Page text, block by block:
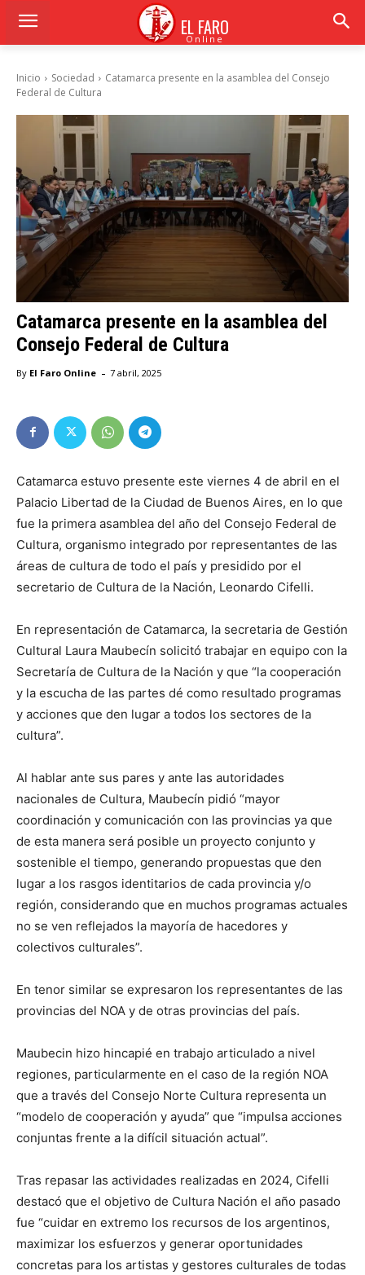
EL FARO
Online
Inicio Sociedad
Catamarca presente en la asamblea del Consejo
Federal de Cultura
Catamarca presente en la asamblea del
Consejo Federal de Cultura
By El Faro Online - 7 abril, 2025
Catamarca estuvo presente este viernes 4 de abril en el
Palacio Libertad de la Ciudad de Buenos Aires, en lo que
fue la primera asamblea del año del Consejo Federal de
Cultura, organismo integrado por representantes de las
áreas de cultura de todo el país y presidido por el
secretario de Cultura de la Nación, Leonardo Cifelli.
En representación de Catamarca, la secretaria de Gestión
Cultural Laura Maubecín solicitó trabajar en equipo con la
Secretaría de Cultura de la Nación y que “la cooperación
y la escucha de las partes dé como resultado programas
y acciones que den lugar a todos los sectores de la
cultura”.
Al hablar ante sus pares y ante las autoridades
nacionales de Cultura, Maubecín pidió “mayor
coordinación y comunicación con las provincias ya que
de esta manera será posible un proyecto conjunto y
sostenible el tiempo, generando propuestas que den
lugar a los rasgos identitarios de cada provincia y/o
región, considerando que en muchos programas actuales
no se ven reflejados la mayoría de hacedores y
colectivos culturales”.
En tenor similar se expresaron los representantes de las
provincias del NOA y de otras provincias del país.
Maubecin hizo hincapié en trabajo articulado a nivel
regiones, particularmente en el caso de la región NOA
que a través del Consejo Norte Cultura representa un
“modelo de cooperación y ayuda” que “impulsa acciones
conjuntas frente a la difícil situación actual”.
Tras repasar las actividades realizadas en 2024, Cifelli
destacó que el objetivo de Cultura Nación el año pasado
fue “cuidar en extremo los recursos de los argentinos,
maximizar los esfuerzos y generar oportunidades
concretas para los artistas y gestores culturales de todas